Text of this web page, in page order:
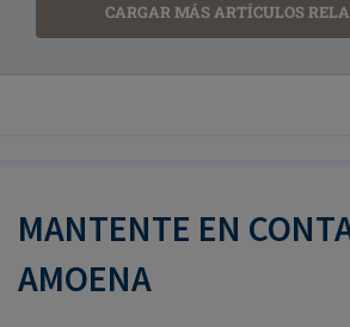
CARGAR MÁS ARTÍCULOS
MANTENTE EN
AMOENA